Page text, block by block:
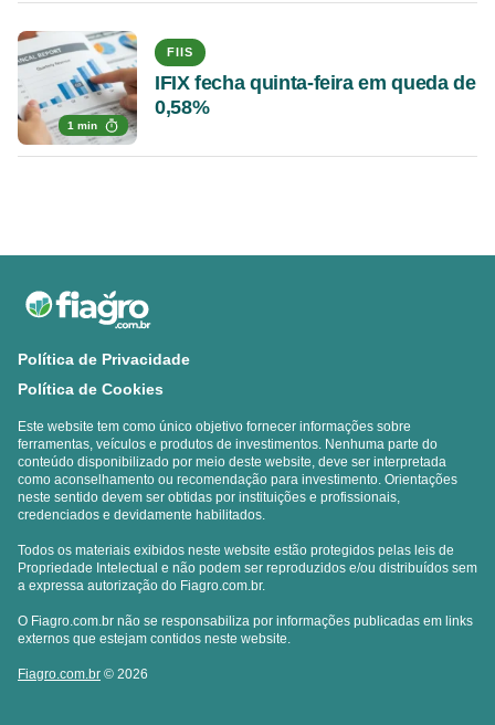
1 min
FIIS
IFIX fecha quinta-feira em queda de
0,58%
Política de Privacidade
Política de Cookies
Este website tem como único objetivo fornecer informações sobre
ferramentas, veículos e produtos de investimentos. Nenhuma parte do
conteúdo disponibilizado por meio deste website, deve ser interpretada
como aconselhamento ou recomendação para investimento. Orientações
neste sentido devem ser obtidas por instituições e profissionais,
credenciados e devidamente habilitados.
Todos os materiais exibidos neste website estão protegidos pelas leis de
Propriedade Intelectual e não podem ser reproduzidos e/ou distribuídos sem
a expressa autorização do Fiagro.com.br.
O Fiagro.com.br não se responsabiliza por informações publicadas em links
externos que estejam contidos neste website.
Fiagro.com.br © 2026